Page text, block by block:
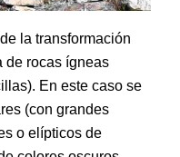
la transformación
de rocas ígneas
En este caso se
(con grandes
o elípticos de